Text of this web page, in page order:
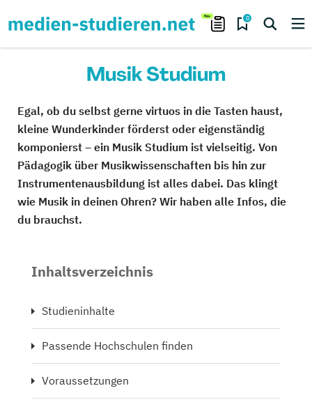
0
Musik Studium
Egal, ob du selbst gerne virtuos in die Tasten haust,
kleine Wunderkinder förderst oder eigenständig
komponierst – ein Musik Studium ist vielseitig. Von
Pädagogik über Musikwissenschaften bis hin zur
Instrumentenausbildung ist alles dabei. Das klingt
wie Musik in deinen Ohren? Wir haben alle Infos, die
du brauchst.
Inhaltsverzeichnis
Studieninhalte
Passende Hochschulen finden
Voraussetzungen